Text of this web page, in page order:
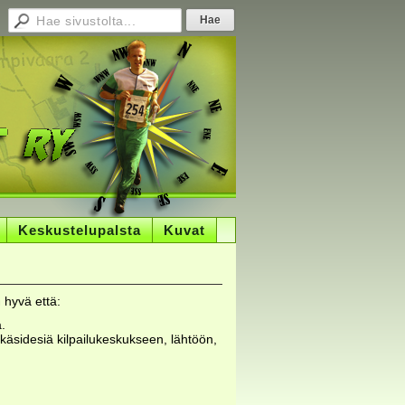
Keskustelupalsta Kuvat
hyvä että:
kilpailukeskukseen, lähtöön,